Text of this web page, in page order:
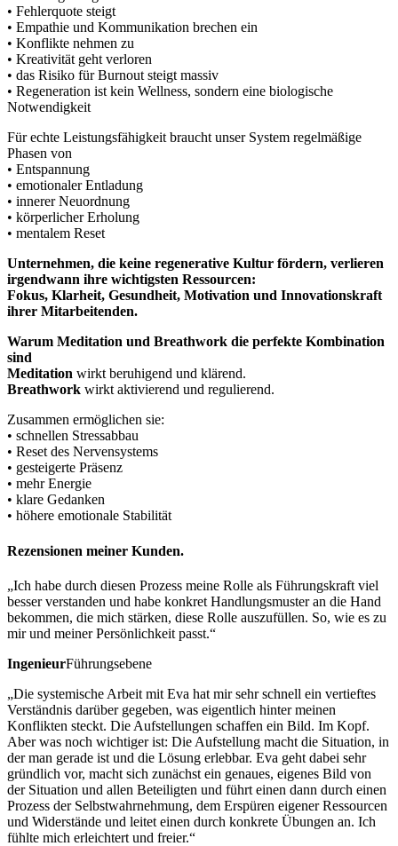
• Fehlerquote steigt
• Empathie und Kommunikation brechen ein
• Konflikte nehmen zu
• Kreativität geht verloren
• das Risiko für Burnout steigt massiv
• Regeneration ist kein Wellness, sondern eine biologische
Notwendigkeit
Für echte Leistungsfähigkeit braucht unser System regelmäßige
Phasen von
• Entspannung
• emotionaler Entladung
• innerer Neuordnung
• körperlicher Erholung
• mentalem Reset
Unternehmen, die keine regenerative Kultur fördern, verlieren
irgendwann ihre wichtigsten Ressourcen:
Fokus, Klarheit, Gesundheit, Motivation und Innovationskraft
ihrer Mitarbeitenden.
Warum Meditation und Breathwork die perfekte Kombination
sind
Meditation wirkt beruhigend und klärend.
Breathwork wirkt aktivierend und regulierend.
Zusammen ermöglichen sie:
• schnellen Stressabbau
• Reset des Nervensystems
• gesteigerte Präsenz
• mehr Energie
• klare Gedanken
• höhere emotionale Stabilität
Rezensionen meiner Kunden.
„Ich habe durch diesen Prozess meine Rolle als Führungskraft viel
besser verstanden und habe konkret Handlungsmuster an die Hand
bekommen, die mich stärken, diese Rolle auszufüllen. So, wie es zu
mir und meiner Persönlichkeit passt.“
IngenieurFührungsebene
„Die systemische Arbeit mit Eva hat mir sehr schnell ein vertieftes
Verständnis darüber gegeben, was eigentlich hinter meinen
Konflikten steckt. Die Aufstellungen schaffen ein Bild. Im Kopf.
Aber was noch wichtiger ist: Die Aufstellung macht die Situation, in
der man gerade ist und die Lösung erlebbar. Eva geht dabei sehr
gründlich vor, macht sich zunächst ein genaues, eigenes Bild von
der Situation und allen Beteiligten und führt einen dann durch einen
Prozess der Selbstwahrnehmung, dem Erspüren eigener Ressourcen
und Widerstände und leitet einen durch konkrete Übungen an. Ich
fühlte mich erleichtert und freier.“